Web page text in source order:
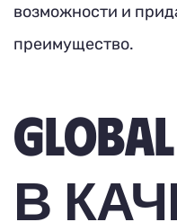
возможности и
преимущество.
В